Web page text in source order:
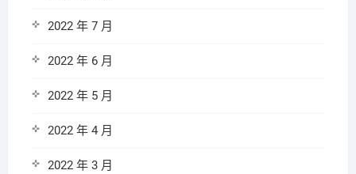
2022 年 7 月
2022 年 6 月
2022 年 5 月
2022 年 4 月
2022 年 3 月